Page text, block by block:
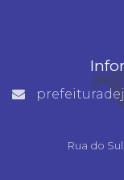
Rua do